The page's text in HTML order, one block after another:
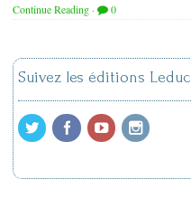
Continue Reading · 0
Suivez les éditions Leduc